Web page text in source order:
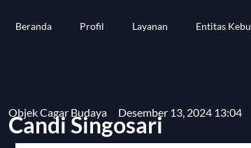
Beranda Profil Layanan Entitas
Objek Cagar Budaya Desember 13, 2024 13:04
Candi Singosari